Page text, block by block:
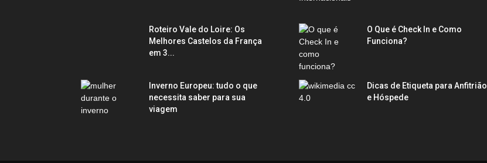
Roteiro Vale do Loire: Os
Melhores Castelos da França
em 3...
Inverno Europeu: tudo o que
necessita saber para sua
viagem
O Que é Check In e Como
Funciona?
Dicas de Etiqueta para Anfitrião
e Hóspede